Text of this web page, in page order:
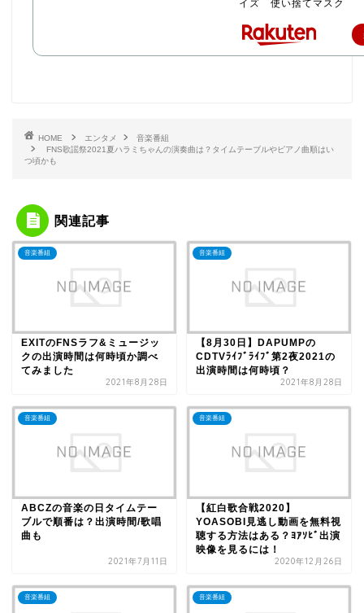
イズ 使い捨てマスク
HOME エンタメ
音楽番組
FNS歌謡祭2021夏ハラミちゃんの演奏曲は？タイムテーブルやピアノ曲順はい
つ頃かも
関連記事
音楽番組
EXITのFNSラフ&ミュージッ
クの出演時間は何時頃か調べ
てみました
2021年8月28日
音楽番組
【8月30日】DAPUMPの
CDTVﾗｲﾌﾞﾗｲﾌﾞ第2夜2021の
出演時間は何時頃？
2021年8月28日
音楽番組
ABCZの音楽の日タイムテー
ブルで順番は？出演時間/歌唱
曲も
2021年7月11日
音楽番組
【紅白歌合戦2020】
YOASOBI見逃し動画を無料視
聴する方法はある？ﾖｱｿﾋﾞ出演
映像を見るには！
2020年12月26日
音楽番組 音楽番組